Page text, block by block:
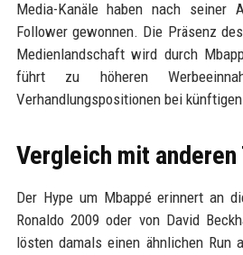
Media-Kanäle haben nach seiner
Follower gewonnen. Die Präsenz
Medienlandschaft wird durch
führt zu höheren
Verhandlungspositionen bei
Vergleich mit
Der Hype um Mbappé erinnert an
Ronaldo 2009 oder von David
lösten damals einen ähnlichen Run